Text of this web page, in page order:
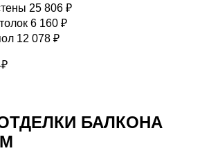
25 806 ₽
6 160 ₽
12 078 ₽
₽
БАЛКОНА